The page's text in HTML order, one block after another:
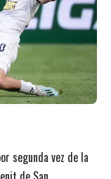
segunda vez de la